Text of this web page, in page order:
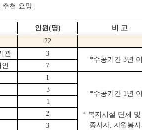
추천 요망
인원 (명)
비 고
22
관
3
*수공기간 3년
인 7
1
*수공기간 1년
* 복지시설 단체
종사자, 자원봉
3
1
2
3